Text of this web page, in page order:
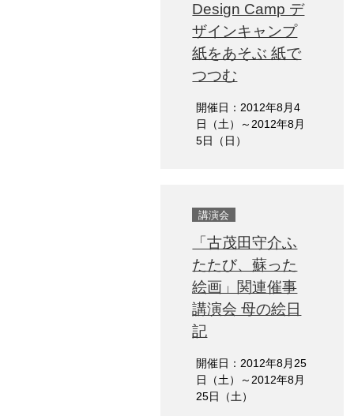
Design Camp デ
ザインキャンプ
紙をあそぶ 紙で
つつむ
開催日：2012年8月4
日（土）～2012年8月
5日（日）
講演会
「古茂田守介ふ
たたび、蘇った
絵画」関連催事
講演会 母の絵日
記
開催日：2012年8月25
日（土）～2012年8月
25日（土）